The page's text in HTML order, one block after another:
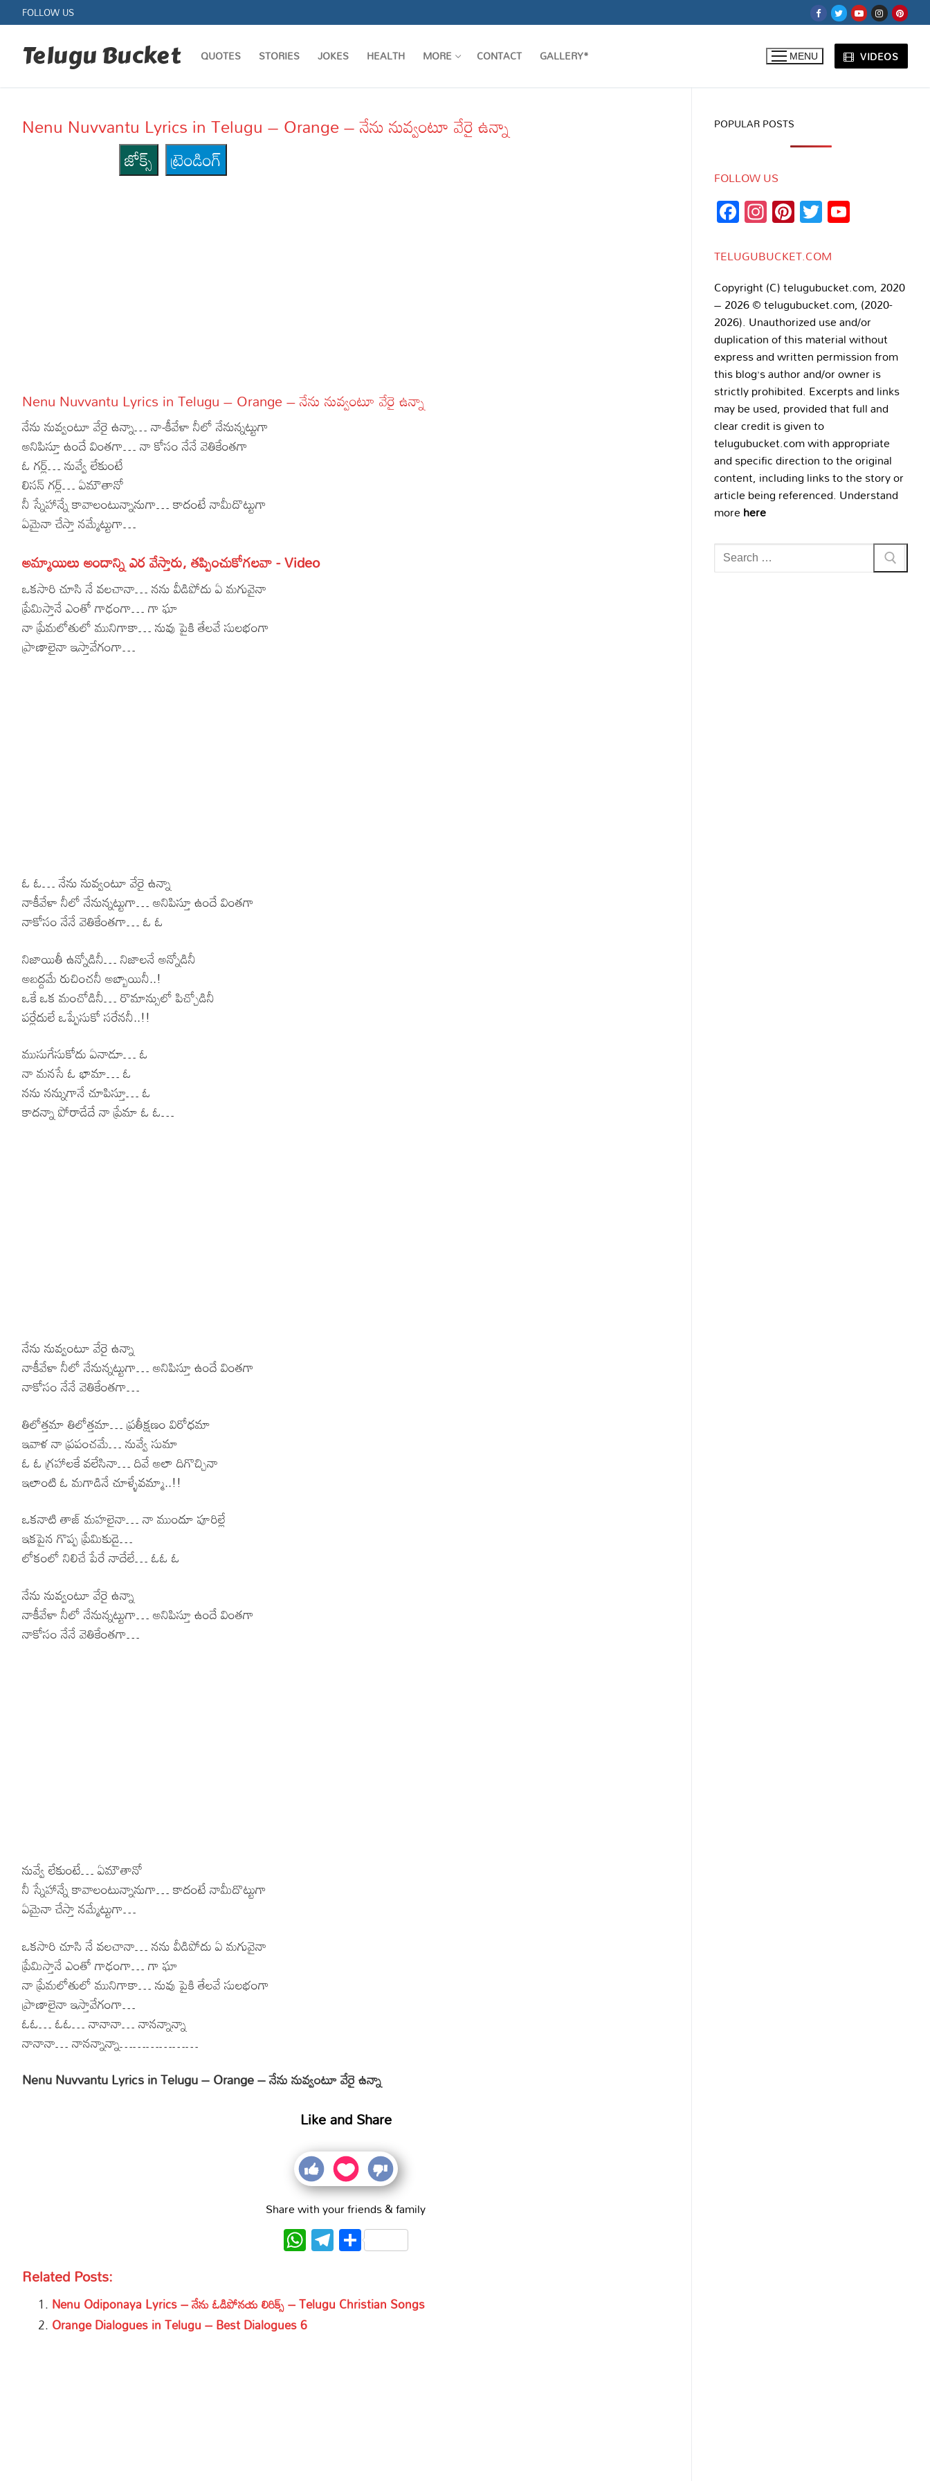
to
content
FOLLOW US
Telugu Bucket QUOTES STORIES JOKES HEALTH MORE CONTACT GALLERY* MENU VIDEOS
Poetry
Lyrics
Movie Reviews
Food
Facts
Devotional
Hindi
Nenu Nuvvantu Lyrics in Telugu – Orange – నేను నువ్వంటూ వేరై ఉన్నా
జోక్స్
ట్రెండింగ్
Nenu Nuvvantu Lyrics in Telugu – Orange – నేను నువ్వంటూ వేరై ఉన్నా
నేను నువ్వంటూ వేరై ఉన్నా… నా-కీవేళా నీలో నేనున్నట్టుగా
అనిపిస్తూ ఉందే వింతగా… నా కోసం నేనే వెతికేంతగా
ఓ గర్ల్… నువ్వే లేకుంటే
లిసన్ గర్ల్… ఏమౌతానో
నీ స్నేహాన్నే కావాలంటున్నానుగా… కాదంటే నామీదొట్టుగా
ఏమైనా చేస్తా నమ్మేట్టుగా…
అమ్మాయిలు అందాన్ని ఎర వేస్తారు, తప్పించుకోగలవా - Video
ఒకసారి చూసి నే వలచానా… నను వీడిపోదు ఏ మగువైనా
ప్రేమిస్తానే ఎంతో గాఢంగా… గా ఘా
నా ప్రేమలోతులో మునిగాకా… నువు పైకి తేలవే సులభంగా
ప్రాణాలైనా ఇస్తావేగంగా…
ఓ ఓ… నేను నువ్వంటూ వేరై ఉన్నా
నాకీవేళా నీలో నేనున్నట్టుగా… అనిపిస్తూ ఉందే వింతగా
నాకోసం నేనే వెతికేంతగా… ఓ ఓ
నిజాయితీ ఉన్నోడినీ… నిజాలనే అన్నోడినీ
అబద్దమే రుచించనీ అబ్బాయినీ..!
ఒకే ఒక మంచోడినీ… రొమాన్సులో పిచ్చోడినీ
పర్లేదులే ఒప్పేసుకో సరేననీ..!!
ముసుగేసుకోదు ఏనాడూ… ఓ
నా మనసే ఓ భామా… ఓ
నను నన్నుగానే చూపిస్తూ… ఓ
కాదన్నా పోరాడేదే నా ప్రేమా ఓ ఓ…
నేను నువ్వంటూ వేరై ఉన్నా
నాకీవేళా నీలో నేనున్నట్టుగా… అనిపిస్తూ ఉందే వింతగా
నాకోసం నేనే వెతికేంతగా…
తిలోత్తమా తిలోత్తమా… ప్రతీక్షణం విరోధమా
ఇవాళ నా ప్రపంచమే… నువ్వే సుమా
ఓ ఓ గ్రహాలకే వలేసినా… దివే అలా దిగొచ్చినా
ఇలాంటి ఓ మగాడినే చూళ్ళేవమ్మా..!!
ఒకనాటి తాజ్ మహలైనా… నా ముందూ పూరిల్లే
ఇకపైన గొప్ప ప్రేమికుడై…
లోకంలో నిలిచే పేరే నాదేలే… ఓఓ ఓ
నేను నువ్వంటూ వేరై ఉన్నా
నాకీవేళా నీలో నేనున్నట్టుగా… అనిపిస్తూ ఉందే వింతగా
నాకోసం నేనే వెతికేంతగా…
నువ్వే లేకుంటే… ఏమౌతానో
నీ స్నేహాన్నే కావాలంటున్నానుగా… కాదంటే నామీదొట్టుగా
ఏమైనా చేస్తా నమ్మేట్టుగా…
ఒకసారి చూసి నే వలచానా… నను వీడిపోదు ఏ మగువైనా
ప్రేమిస్తానే ఎంతో గాఢంగా… గా ఘా
నా ప్రేమలోతులో మునిగాకా… నువు పైకి తేలవే సులభంగా
ప్రాణాలైనా ఇస్తావేగంగా…
ఓఓ… ఓఓ… నానానా… నానన్నాన్నా
నానానా… నానన్నాన్నా………………
Nenu Nuvvantu Lyrics in Telugu – Orange – నేను నువ్వంటూ వేరై ఉన్నా
Like and Share
Share with your friends & family
WhatsApp
Telegram
Share
Related Posts:
Nenu Odiponaya Lyrics – నేను ఓడిపోనయ లిరిక్స్ – Telugu Christian Songs
Orange Dialogues in Telugu – Best Dialogues 6
POPULAR POSTS
FOLLOW US
Facebook
Instagram
Pinterest
Twitter
TELUGUBUCKET.COM
Copyright (C) telugubucket.com, 2020
– 2026 © telugubucket.com, (2020-
2026). Unauthorized use and/or
duplication of this material without
express and written permission from
this blog’s author and/or owner is
strictly prohibited. Excerpts and links
may be used, provided that full and
clear credit is given to
telugubucket.com with appropriate
and specific direction to the original
content, including links to the story or
article being referenced. Understand
morehere
Search
for: